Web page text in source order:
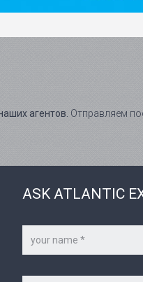
агентов. Отправляем
ASK ATLANTIC
name
*